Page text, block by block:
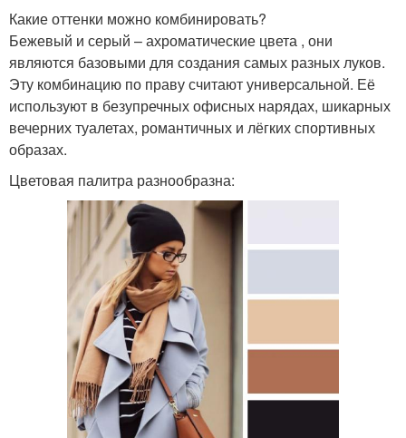
Какие оттенки можно комбинировать?
Бежевый и серый – ахроматические цвета , они
являются базовыми для создания самых разных луков.
Эту комбинацию по праву считают универсальной. Её
используют в безупречных офисных нарядах, шикарных
вечерних туалетах, романтичных и лёгких спортивных
образах.
Цветовая палитра разнообразна: